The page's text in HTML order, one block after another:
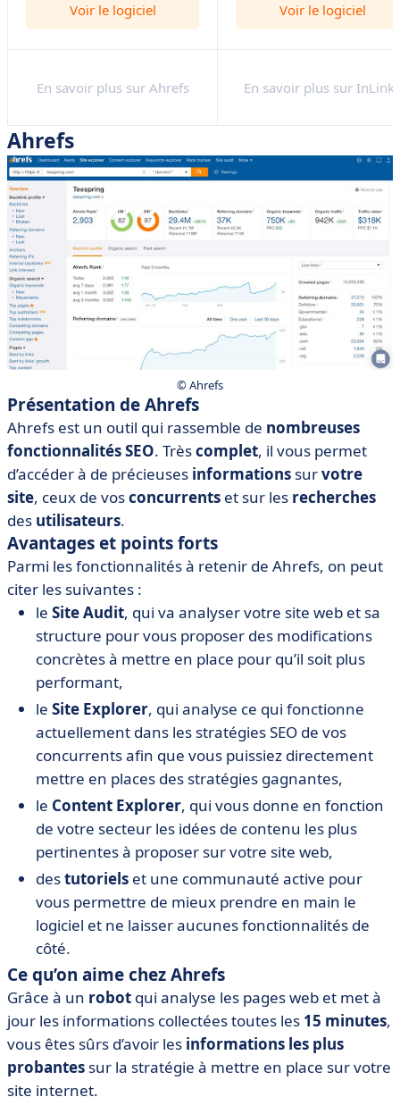
Voir le logiciel Voir le logiciel
En savoir plus sur Ahrefs En savoir plus sur InLinks
Ahrefs
©️ Ahrefs
Présentation de Ahrefs
Ahrefs est un outil qui rassemble de nombreuses
fonctionnalités SEO. Trèscomplet, il vous permet
d’accéder à de précieuses informations survotre
site, ceux de vosconcurrents et sur les recherches
des utilisateurs.
Avantages et points forts
Parmi les fonctionnalités à retenir de Ahrefs, on peut
citer les suivantes :
le Site Audit, qui va analyser votre site web et sa
structure pour vous proposer des modifications
concrètes à mettre en place pour qu’il soit plus
performant,
le Site Explorer, qui analyse ce qui fonctionne
actuellement dans les stratégies SEO de vos
concurrents afin que vous puissiez directement
mettre en places des stratégies gagnantes,
le Content Explorer, qui vous donne en fonction
de votre secteur les idées de contenu les plus
pertinentes à proposer sur votre site web,
destutoriels et une communauté active pour
vous permettre de mieux prendre en main le
logiciel et ne laisser aucunes fonctionnalités de
côté.
Ce qu’on aime chez Ahrefs
Grâce à un robot qui analyse les pages web et met à
jour les informations collectées toutes les 15 minutes,
vous êtes sûrs d’avoir les informations les plus
probantes sur la stratégie à mettre en place sur votre
site internet.